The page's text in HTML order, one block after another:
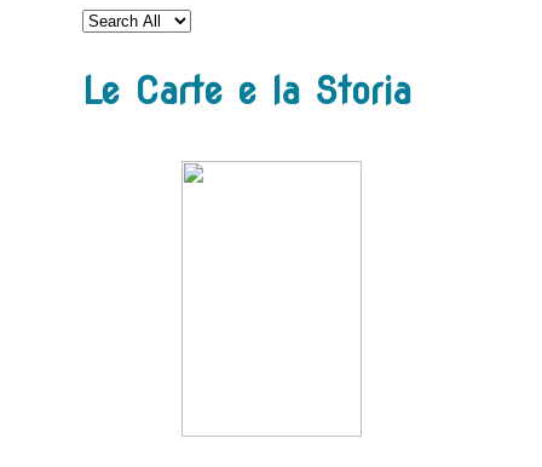
Le Carte e la Storia